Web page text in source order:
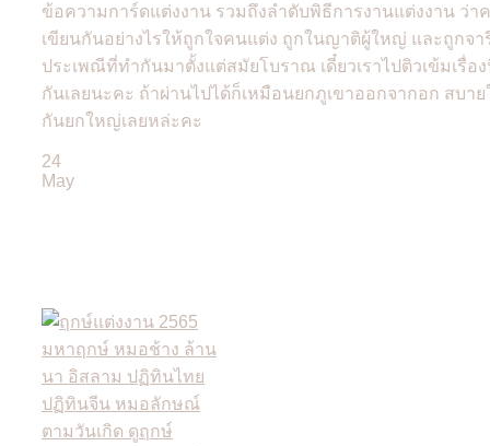
ข้อความการ์ดแต่งงาน รวมถึงลำดับพิธีการงานแต่งงาน ว่า
เขียนกันอย่างไรให้ถูกใจคนแต่ง ถูกในญาติผู้ใหญ่ และถูกจา
ประเพณีที่ทำกันมาตั้งแต่สมัยโบราณ เดี๋ยวเราไปติวเข้มเรื่อ
กันเลยนะคะ ถ้าผ่านไปได้ก็เหมือนยกภูเขาออกจากอก สบาย
กันยกใหญ่เลยหล่ะคะ
24
May